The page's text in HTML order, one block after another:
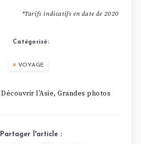
*Tarifs indicatifs en date de 2020
Catégorisé:
VOYAGE
Découvrir l'Asie,Grandes photos
Partager l'article :